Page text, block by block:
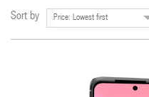
Sort by Price: Lowest first